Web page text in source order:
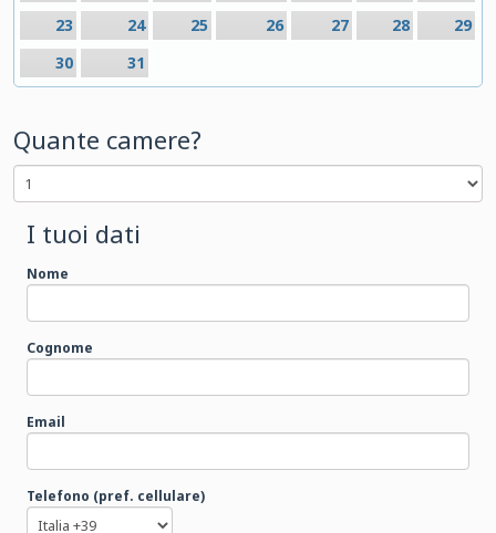
23
24 25 26 27 28
29
30
31
Quante camere?
I tuoi dati
Nome
Cognome
Email
Telefono (pref. cellulare)